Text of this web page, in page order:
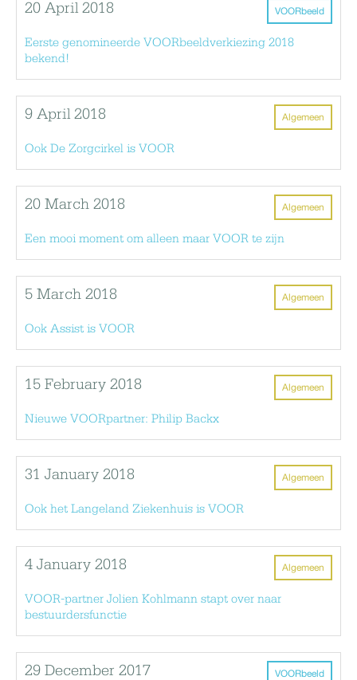
VOORbeeld
20 April 2018
Eerste genomineerde VOORbeeldverkiezing 2018
bekend!
Algemeen
9 April 2018
Ook De Zorgcirkel is VOOR
Algemeen
20 March 2018
Een mooi moment om alleen maar VOOR te zijn
Algemeen
5 March 2018
Ook Assist is VOOR
Algemeen
15 February 2018
Nieuwe VOORpartner: Philip Backx
Algemeen
31 January 2018
Ook het Langeland Ziekenhuis is VOOR
Algemeen
4 January 2018
VOOR-partner Jolien Kohlmann stapt over naar
bestuurdersfunctie
VOORbeeld
29 December 2017